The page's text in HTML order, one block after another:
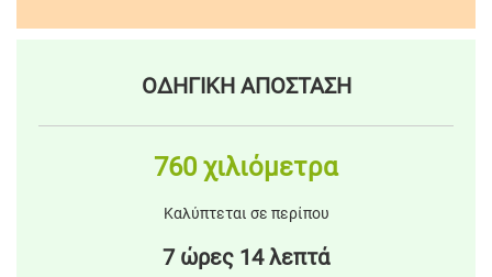
ΟΔΗΓΙΚΗ ΑΠΟΣΤΑΣΗ
760 χιλιόμετρα
Καλύπτεται σε περίπου
7 ώρες 14 λεπτά